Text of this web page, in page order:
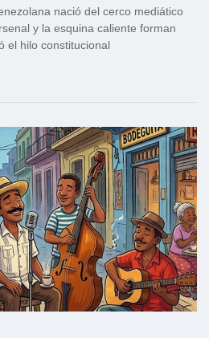
nació del cerco mediático
y la esquina caliente forman
el hilo constitucional